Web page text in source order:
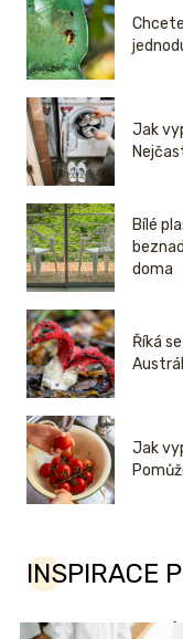
Jak
Bílé
doma
Říká
Jak
INSPIRACE